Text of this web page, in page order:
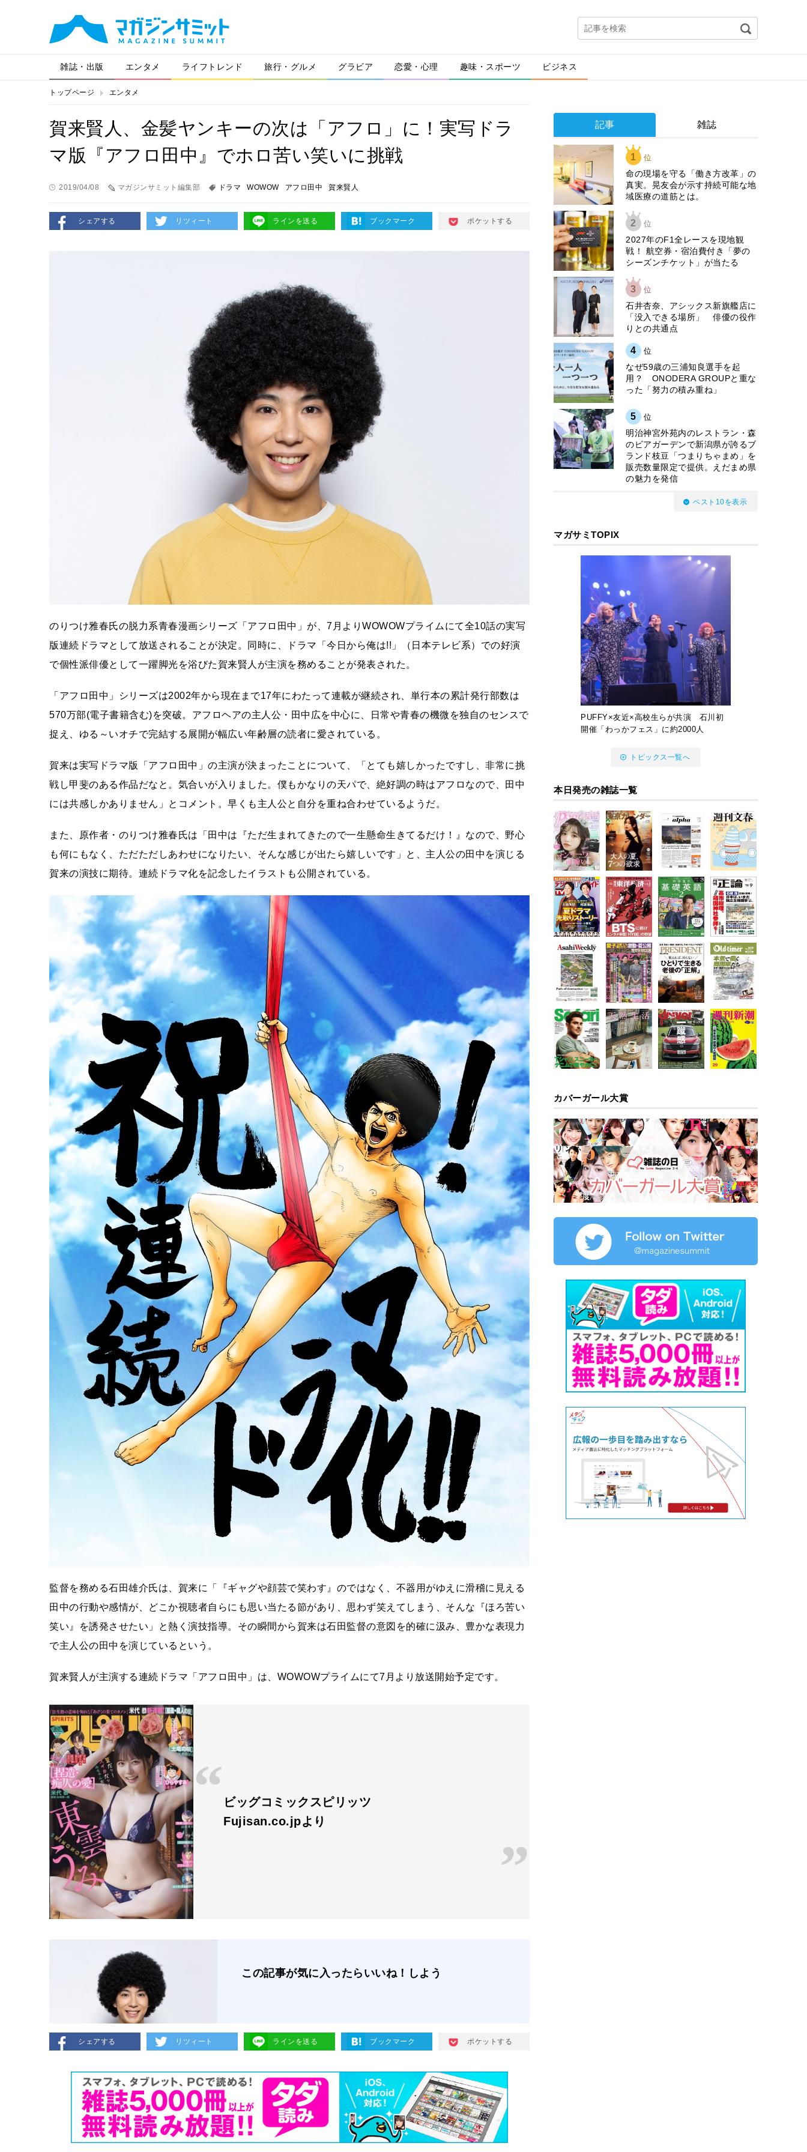
雑誌・出版 エンタメ ライフトレンド 旅行・グルメ グラビア 恋愛・心理 趣味・スポーツ ビジネス
トップページ エンタメ
賀来賢人、金髪ヤンキーの次は「アフロ」に！実写ドラ
マ版『アフロ田中』でホロ苦い笑いに挑戦
2019/04/08 マガジンサミット編集部 ドラマ WOWOW アフロ田中 賀来賢人
シェアする リツィート ラインを送る ブックマーク ポケットする
のりつけ雅春氏の脱力系青春漫画シリーズ「アフロ田中」が、7月よりWOWOWプライムにて全10話の実写
版連続ドラマとして放送されることが決定。同時に、ドラマ「今日から俺は!!」（日本テレビ系）での好演
で個性派俳優として一躍脚光を浴びた賀来賢人が主演を務めることが発表された。
「アフロ田中」シリーズは2002年から現在まで17年にわたって連載が継続され、単行本の累計発行部数は
570万部(電子書籍含む)を突破。アフロヘアの主人公・田中広を中心に、日常や青春の機微を独自のセンスで
捉え、ゆる～いオチで完結する展開が幅広い年齢層の読者に愛されている。
賀来は実写ドラマ版「アフロ田中」の主演が決まったことについて、「とても嬉しかったですし、非常に挑
戦し甲斐のある作品だなと。気合いが入りました。僕もかなりの天パで、絶好調の時はアフロなので、田中
には共感しかありません」とコメント。早くも主人公と自分を重ね合わせているようだ。
また、原作者・のりつけ雅春氏は「田中は『ただ生まれてきたので一生懸命生きてるだけ！』なので、野心
も何にもなく、ただただしあわせになりたい、そんな感じが出たら嬉しいです」と、主人公の田中を演じる
賀来の演技に期待。連続ドラマ化を記念したイラストも公開されている。
監督を務める石田雄介氏は、賀来に「『ギャグや顔芸で笑わす』のではなく、不器用がゆえに滑稽に見える
田中の行動や感情が、どこか視聴者自らにも思い当たる節があり、思わず笑えてしまう、そんな『ほろ苦い
笑い』を誘発させたい」と熱く演技指導。その瞬間から賀来は石田監督の意図を的確に汲み、豊かな表現力
で主人公の田中を演じているという。
賀来賢人が主演する連続ドラマ「アフロ田中」は、WOWOWプライムにて7月より放送開始予定です。
ビッグコミックスピリッツ
Fujisan.co.jpより
この記事が気に入ったらいいね！しよう
シェアする リツィート ラインを送る ブックマーク ポケットする
記事 雑誌
1 位
​命の現場を守る「働き方改革」の
真実。晃友会が示す持続可能な地
域医療の道筋とは。
2 位
2027年のF1全レースを現地観
戦！ 航空券・宿泊費付き「夢の
シーズンチケット」が当たる
3 位
石井杏奈、アシックス新旗艦店に
「没入できる場所」 俳優の役作
りとの共通点
4 位
なぜ59歳の三浦知良選手を起
用？ ONODERA GROUPと重な
った「努力の積み重ね」
5 位
明治神宮外苑内のレストラン・森
のビアガーデンで新潟県が誇るブ
ランド枝豆「つまりちゃまめ」を
販売数量限定で提供。えだまめ県
の魅力を発信
ベスト10を表示
マガサミTOPIX
PUFFY×友近×高校生らが共演 石川初
開催「わっかフェス」に約2000人
トピックス一覧へ
本日発売の雑誌一覧
カバーガール大賞